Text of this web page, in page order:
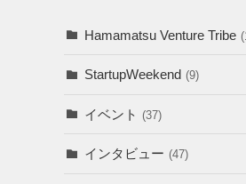
Hamamatsu Venture Tribe
StartupWeekend (9)
イベント (37)
インタビュー (47)